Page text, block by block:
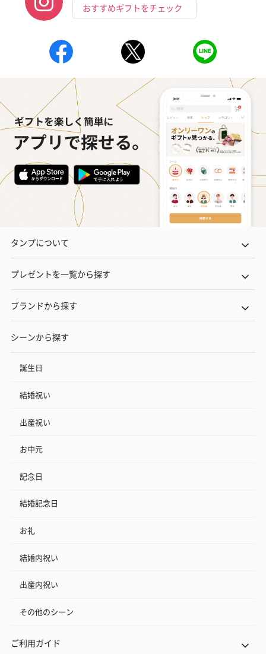
いぶりがっことチーズ
のオイル漬（981円）
ごろっとうまみ チーズ
のオイル漬（塩麹&レモ
ン）（981円）
しょっつるナ
円）
おすすめギフトをチェック
タンプについて
プレゼントを一覧から探す
ブランドから探す
シーンから探す
誕生日
結婚祝い
出産祝い
お中元
記念日
結婚記念日
お礼
結婚内祝い
出産内祝い
その他のシーン
ご利用ガイド